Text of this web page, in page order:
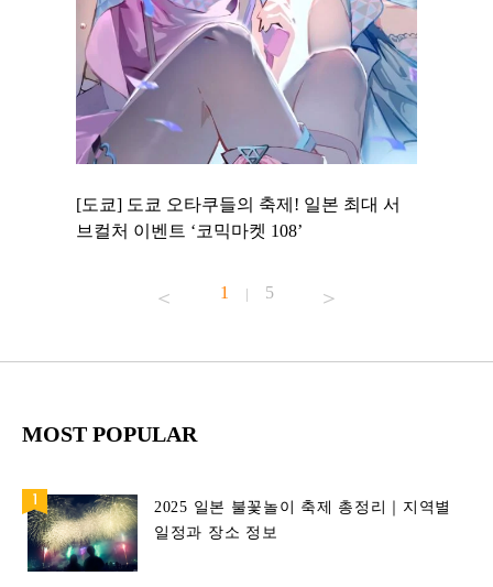
[도쿄] 도쿄 오타쿠들의 축제! 일본 최대 서
브컬처 이벤트 ‘코믹마켓 108’
1 | 5
MOST POPULAR
2025 일본 불꽃놀이 축제 총정리｜지역별
일정과 장소 정보